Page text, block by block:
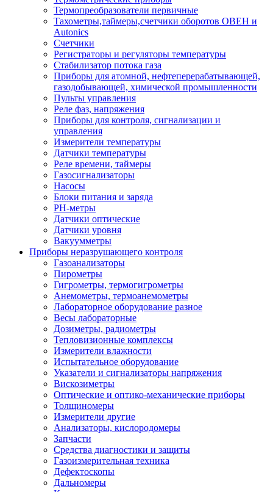
Термопреобразователи первичные
Тахометры,таймеры,счетчики оборотов ОВЕН и
Autonics
Счетчики
Регистраторы и регуляторы температуры
Стабилизатор потока газа
Приборы для атомной, нефтеперерабатывающей,
газодобывающей, химической промышленности
Пульты управления
Реле фаз, напряжения
Приборы для контроля, сигнализации и
управления
Измерители температуры
Датчики температуры
Реле времени, таймеры
Газосигнализаторы
Насосы
Блоки питания и заряда
PH-метры
Датчики оптические
Датчики уровня
Вакуумметры
Приборы неразрушающего контроля
Газоанализаторы
Пирометры
Гигрометры, термогигрометры
Анемометры, термоанемометры
Лабораторное оборудование разное
Весы лабораторные
Дозиметры, радиометры
Тепловизионные комплексы
Измерители влажности
Испытательное оборудование
Указатели и сигнализаторы напряжения
Вискозиметры
Оптические и оптико-механические приборы
Толщиномеры
Измерители другие
Анализаторы, кислородомеры
Запчасти
Средства диагностики и защиты
Газоизмерительная техника
Дефектоскопы
Дальномеры